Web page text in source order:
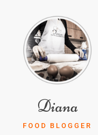
Diana
FOOD BLOGGER